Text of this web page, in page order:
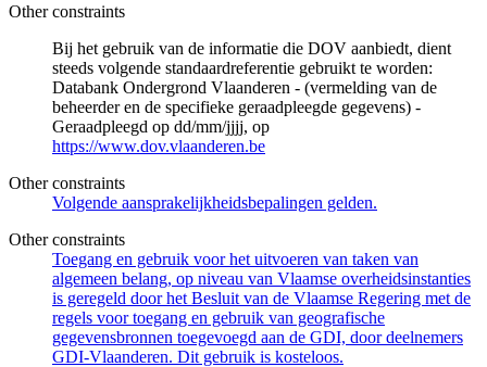
Other constraints
Bij het gebruik van de informatie die DOV aanbiedt, dient
steeds volgende standaardreferentie gebruikt te worden:
Databank Ondergrond Vlaanderen - (vermelding van de
beheerder en de specifieke geraadpleegde gegevens) -
Geraadpleegd op dd/mm/jjjj, op
https://www.dov.vlaanderen.be
Other constraints
Volgende aansprakelijkheidsbepalingen gelden.
Other constraints
Toegang en gebruik voor het uitvoeren van taken van
algemeen belang, op niveau van Vlaamse overheidsinstanties
is geregeld door het Besluit van de Vlaamse Regering met de
regels voor toegang en gebruik van geografische
gegevensbronnen toegevoegd aan de GDI, door deelnemers
GDI-Vlaanderen. Dit gebruik is kosteloos.